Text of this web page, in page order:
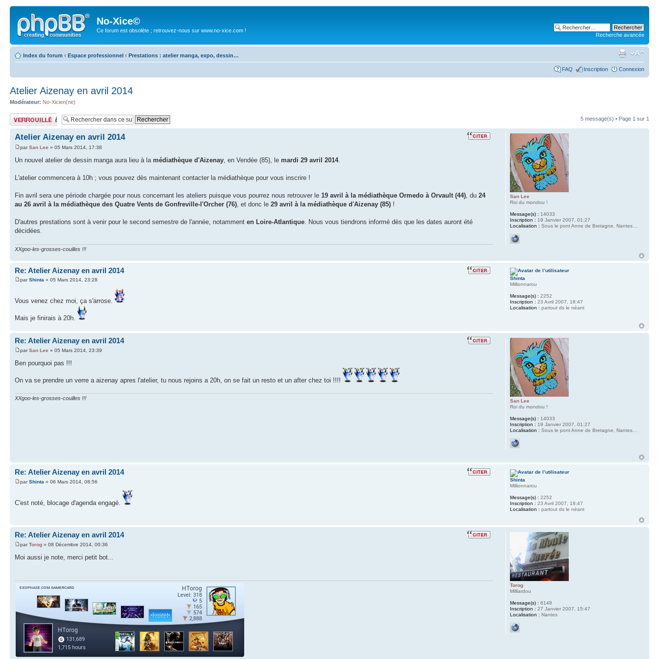
No-Xice©
Ce forum est obsolète ; retrouvez-nous sur www.no-xice.com !
Recherche avancée
Index du forum ‹ Espace professionnel ‹ Prestations : atelier manga, expo, dessin…
FAQ Inscription Connexion
Atelier Aizenay en avril 2014
Modérateur: No-Xicien(ne)
Sujet verrouillé 5 message(s) • Page 1 sur 1
Atelier Aizenay en avril 2014
parSan Lee » 05 Mars 2014, 17:38
Un nouvel atelier de dessin manga aura lieu à la médiathèque d'Aizenay, en Vendée (85), le mardi 29 avril 2014.
L'atelier commencera à 10h ; vous pouvez dès maintenant contacter la médiathèque pour vous inscrire !
Fin avril sera une période chargée pour nous concernant les ateliers puisque vous pourrez nous retrouver le 19 avril à la médiathèque Ormedo à Orvault (44), du 24
au 26 avril à la médiathèque des Quatre Vents de Gonfreville-l'Orcher (76), et donc le 29 avril à la médiathèque d'Aizenay (85) !
D'autres prestations sont à venir pour le second semestre de l'année, notamment en Loire-Atlantique. Nous vous tiendrons informé dès que les dates auront été
décidées.
XXgoo-les-grosses-couilles !!!
San Lee
Roi du mondou !
Message(s) : 14033
Inscription : 19 Janvier 2007, 01:27
Localisation : Sous le pont Anne de Bretagne, Nantes…
Re: Atelier Aizenay en avril 2014
parShinta » 05 Mars 2014, 23:28
Vous venez chez moi, ça s'arrose.
Mais je finirais à 20h.
Shinta
Millionnarou
Message(s) : 2252
Inscription : 23 Avril 2007, 18:47
Localisation : partout ds le néant
Re: Atelier Aizenay en avril 2014
parSan Lee » 05 Mars 2014, 23:39
Ben pourquoi pas !!!
On va se prendre un verre a aizenay apres l'atelier, tu nous rejoins a 20h, on se fait un resto et un after chez toi !!!!
XXgoo-les-grosses-couilles !!!
San Lee
Roi du mondou !
Message(s) : 14033
Inscription : 19 Janvier 2007, 01:27
Localisation : Sous le pont Anne de Bretagne, Nantes…
Re: Atelier Aizenay en avril 2014
parShinta » 06 Mars 2014, 08:56
C'est noté, blocage d'agenda engagé.
Shinta
Millionnarou
Message(s) : 2252
Inscription : 23 Avril 2007, 18:47
Localisation : partout ds le néant
Re: Atelier Aizenay en avril 2014
parTorog » 08 Décembre 2014, 00:36
Moi aussi je note, merci petit bot...
Torog
Milliardou
Message(s) : 6148
Inscription : 27 Janvier 2007, 15:47
Localisation : Nantes